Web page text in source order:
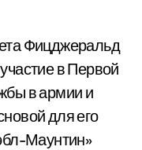
Фицджеральд
в Первой
в армии и
для его
Маунтин»